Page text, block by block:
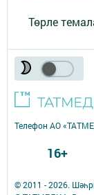
Төрле
© 2011 - 2026.
Телефон АО
16+